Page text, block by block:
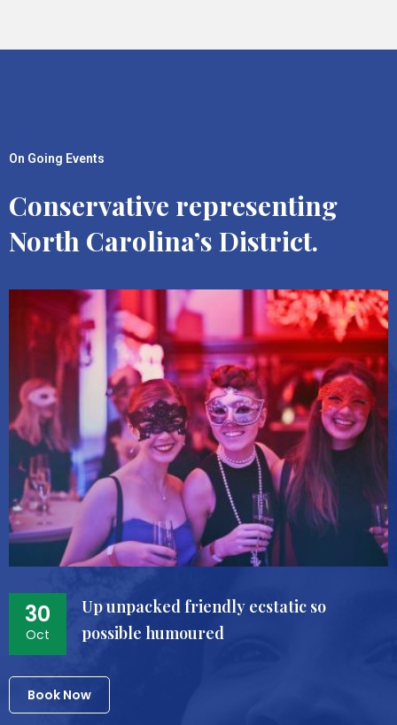
On Going Events
Conservative representing
North Carolina’s District.
30
Oct
Up unpacked friendly ecstatic so
possible humoured
Book Now